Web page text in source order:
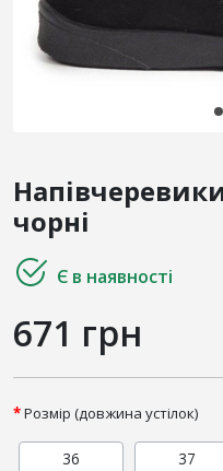
чорні
Є в наявності
671 грн
Розмір (довжина устілок)
36 37